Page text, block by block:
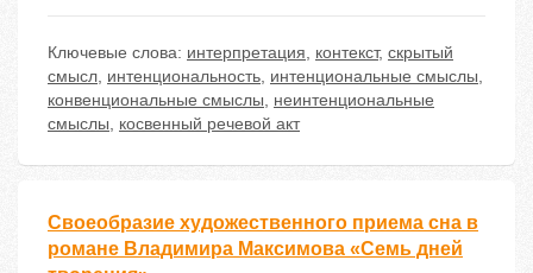
Ключевые слова: интерпретация, контекст, скрытый
смысл, интенциональность, интенциональные смыслы,
конвенциональные смыслы, неинтенциональные
смыслы, косвенный речевой акт
Своеобразие художественного приема сна в
романе Владимира Максимова «Семь дней